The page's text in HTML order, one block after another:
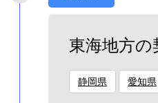
東海地方の
静岡県 愛知県